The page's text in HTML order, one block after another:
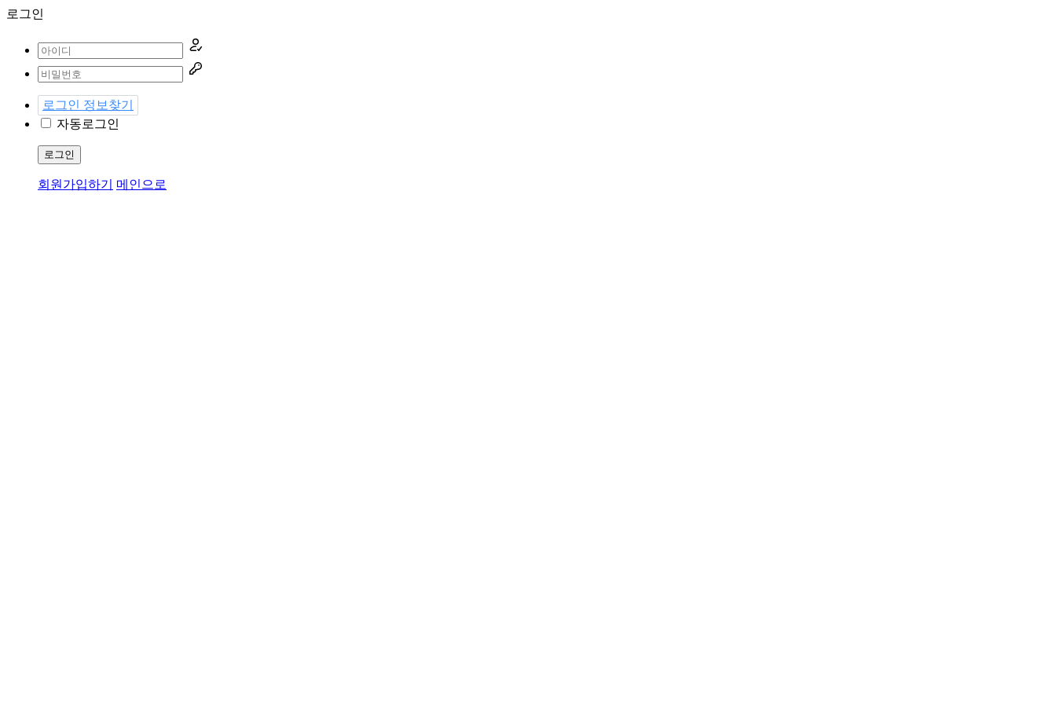
로그인
로그인 정보찾기
자동로그인
로그인
회원가입하기 메인으로